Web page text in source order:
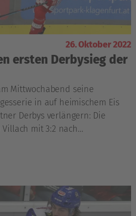
26. Oktober 2022
ersten Derbysieg der
Mittwochabend seine
in auf heimischem Eis
Derbys verlängern: Die
mit 3:2 nach